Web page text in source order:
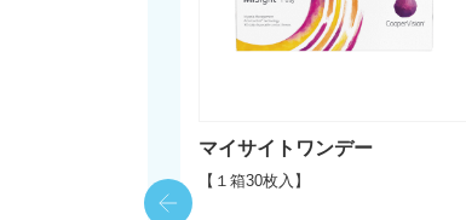
マイサイトワンデー
【１箱30枚入】